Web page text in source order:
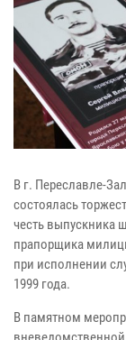
В г. Переславле-
состоялась
честь выпускника
прапорщика
при исполнении
1999 года.
В памятном